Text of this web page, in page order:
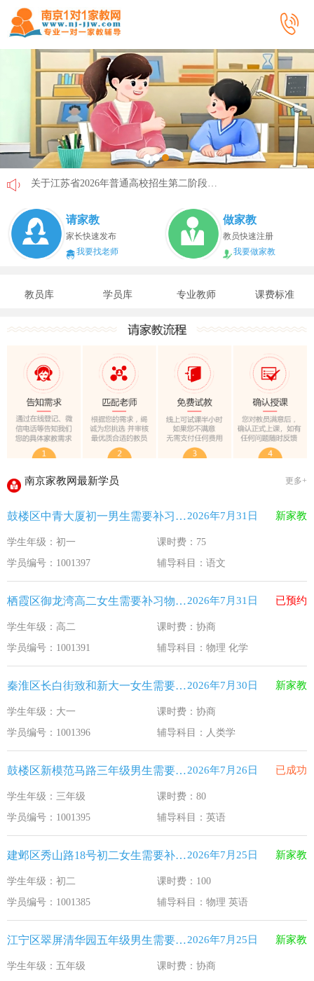
省教育厅最新发文！事关2026年普通高校综合评价招生改革
我市2026年春季学期学生资助申请开始
致全省中小学生家长的一封信
2025年12月江苏教育考试月历
最新！教育部等5部门发布20条举措
​2025年11月江苏教育考试月历
5个新突破！国新办发布会介绍“十四五”时期加快建设教育强
省教育厅最新发文！事关2026年普通高校综合评价招生改革 2026-4-10
我市2026年春季学期学生资助申请开始
速看！新学期开学安全提示！
致全省中小学生家长的一封信 2026-2-3
教育部关于做好2026年普通高校招生工作的通知 [教学(
江苏33个！教育部最新认定2025年第一批义务教育优质均
2025年12月江苏教育考试月历 2025-12-1
请家教
家长快速发布
我要找老师
做家教
教员快速注册
我要做家教
教员库 学员库 专业教师 课费标准
南京家教网最新学员 更多+
鼓楼区中青大厦初一男生需要补习语文2026年7月31日 新家教
学生年级：初一
课时费：75
学员编号：1001397
辅导科目：语文
栖霞区御龙湾高二女生需要补习物理 化学2026年7月31日 已预约
学生年级：高二
课时费：协商
学员编号：1001391
辅导科目：物理 化学
秦淮区长白街致和新大一女生需要补习人类学2026年7月30日 新家教
学生年级：大一
课时费：协商
学员编号：1001396
辅导科目：人类学
鼓楼区新模范马路三年级男生需要补习英语2026年7月26日 已成功
学生年级：三年级
课时费：80
学员编号：1001395
辅导科目：英语
建邺区秀山路18号初二女生需要补习物理 英语2026年7月25日 新家教
学生年级：初二
课时费：100
学员编号：1001385
辅导科目：物理 英语
江宁区翠屏清华园五年级男生需要补习新概念英语2026年7月25日 新家教
学生年级：五年级
课时费：协商